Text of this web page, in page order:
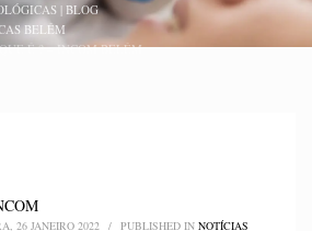
| BLOG
BELÉM
É ? – INCOM BELÉM
26 JANEIRO 2022 / PUBLISHED IN NOTÍCIAS